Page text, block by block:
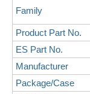
Family
Product Part No.
ES Part No.
Manufacturer
Package/Case